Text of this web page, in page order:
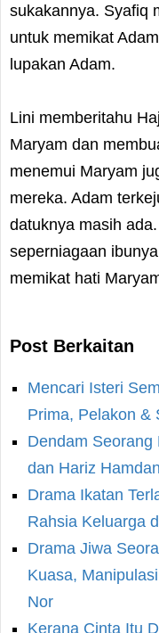
sukakannya. Syafiq
untuk memikat
lupakan Adam.
Lini memberitahu
Maryam dan
menemui Maryam
mereka. Adam
datuknya masih
seperniagaan
memikat hati
Post Berkaitan
Mencari Isteri
Prima, Pelakon &
Dendam Seorang
dan Hariz Hamdan
Drama Ikatan
Rahsia Keluarga
Drama Jiwa
Kuasa,
Nor
Kerana Cinta Itu